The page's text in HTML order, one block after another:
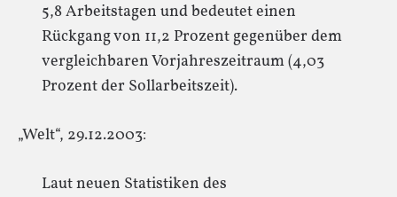
5,8 Arbeitstagen und bedeutet einen
Rückgang von 11,2 Prozent gegenüber dem
vergleichbaren Vorjahreszeitraum (4,03
Prozent der Sollarbeitszeit).
„Welt“, 29.12.2003:
Laut neuen Statistiken des